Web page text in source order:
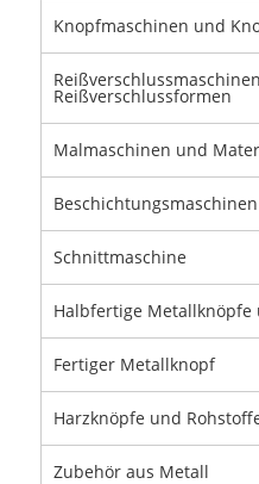
Knopfmaschinen und
Reißverschlussformen
Malmaschinen und
Schnittmaschine
Halbfertige Metallknöpfe
Fertiger Metallknopf
Harzknöpfe und
Zubehör aus Metall